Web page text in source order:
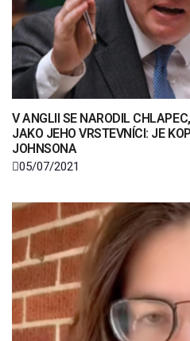
V ANGLII SE NARODIL
JAKO JEHO VRSTEVNÍCI: JE
JOHNSONA
05/07/2021